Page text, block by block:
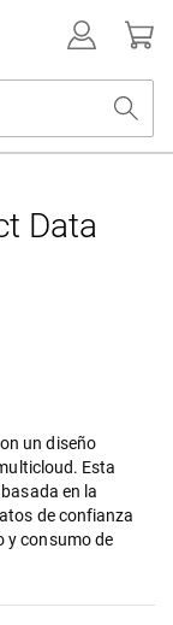
Data
un diseño
Esta
en la
de confianza
y consumo de